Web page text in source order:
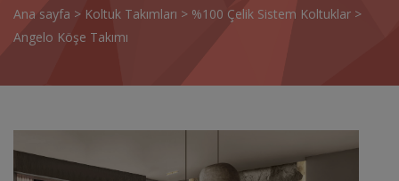
Ana sayfa > Koltuk Takımları > %100 Çelik Sistem Koltuklar >
Angelo Köşe Takımı